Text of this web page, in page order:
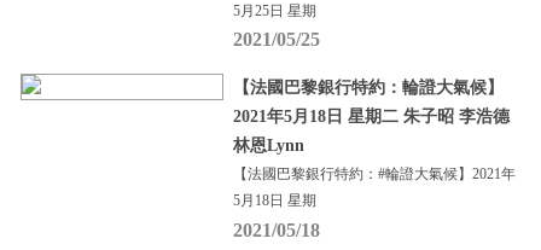
5月25日 星期
2021/05/25
【法國巴黎銀行特約：輪證大氣候】
2021年5月18日 星期二 朱子昭 李浩德
林恩Lynn
【法國巴黎銀行特約：#輪證大氣候】2021年
5月18日 星期
2021/05/18